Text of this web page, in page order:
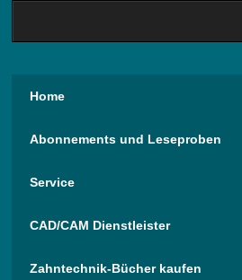
Home
Abonnements und Leseproben
Service
CAD/CAM Dienstleister
Zahntechnik-Bücher kaufen